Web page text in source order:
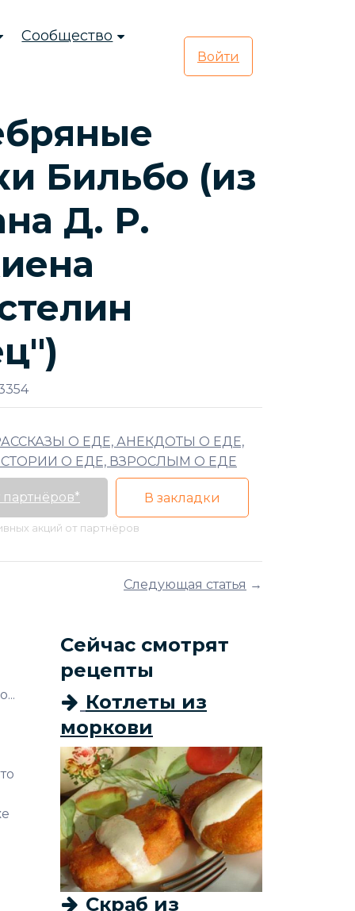
Сообщество
Войти
Бильбо (из
Д. Р.
О ЕДЕ, АНЕКДОТЫ О ЕДЕ,
О ЕДЕ, ВЗРОСЛЫМ О ЕДЕ
В закладки
акций от партнёров
Следующая статья →
Сейчас смотрят
рецепты
Котлеты из
моркови
Скраб из